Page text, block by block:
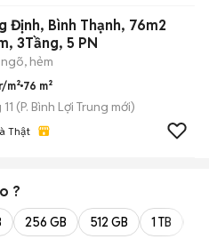
Định, Bình Thạnh, 76m2
3Tầng, 5 PN
hẻm
m² 76 m²
(P. Bình Lợi Trung mới)
Thật
?
256 GB 512 GB 1 TB